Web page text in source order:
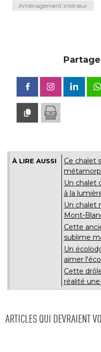
Aménagement intérieur
À LIRE AUSSI
Ce chalet
Un chalet
à la
Un chalet
Mont-
Cette
sublime
Un
aimer
Cette
réalité
ARTICLES QUI DEVRAIENT